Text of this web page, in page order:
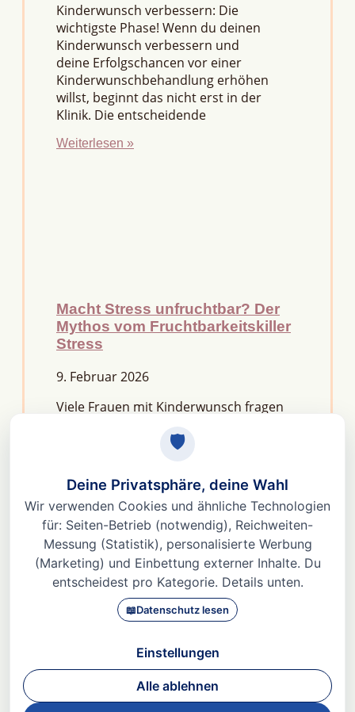
Kinderwunsch verbessern: Die
wichtigste Phase! Wenn du deinen
Kinderwunsch verbessern und
deine Erfolgschancen vor einer
Kinderwunschbehandlung erhöhen
willst, beginnt das nicht erst in der
Klinik. Die entscheidende
Weiterlesen »
Macht Stress unfruchtbar? Der
Mythos vom Fruchtbarkeitskiller
Stress
9. Februar 2026
Viele Frauen mit Kinderwunsch fragen
kurze Antwort lautet: Nein, aber er kann
Fruchtbarkeit aus dem Gleichgewicht
bringen. Denn Stress
Weiterlesen »